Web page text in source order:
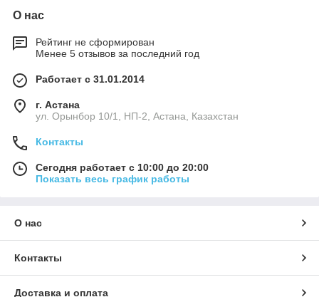
О нас
Рейтинг не сформирован
Менее 5 отзывов за последний год
Работает с 31.01.2014
г. Астана
ул. Орынбор 10/1, НП-2, Астана, Казахстан
Контакты
Сегодня работает с 10:00 до 20:00
Показать весь график работы
О нас
Контакты
Доставка и оплата